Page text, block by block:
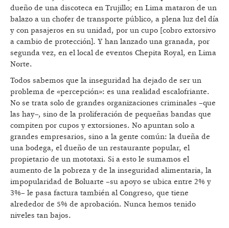
dueño de una discoteca en Trujillo; en Lima mataron de un
balazo a un chofer de transporte público, a plena luz del día
y con pasajeros en su unidad, por un cupo [cobro extorsivo
a cambio de protección]. Y han lanzado una granada, por
segunda vez, en el local de eventos Chepita Royal, en Lima
Norte.
Todos sabemos que la inseguridad ha dejado de ser un
problema de «percepción»: es una realidad escalofriante.
No se trata solo de grandes organizaciones criminales –que
las hay–, sino de la proliferación de pequeñas bandas que
compiten por cupos y extorsiones. No apuntan solo a
grandes empresarios, sino a la gente común: la dueña de
una bodega, el dueño de un restaurante popular, el
propietario de un mototaxi. Si a esto le sumamos el
aumento de la pobreza y de la inseguridad alimentaria, la
impopularidad de Boluarte –su apoyo se ubica entre 2% y
3%– le pasa factura también al Congreso, que tiene
alrededor de 5% de aprobación. Nunca hemos tenido
niveles tan bajos.